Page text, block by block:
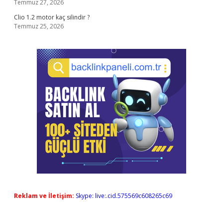
Temmuz 27, 2026
Clio 1.2 motor kaç silindir ?
Temmuz 25, 2026
Reklam ve İletişim: Skype: live:.cid.575569c608265c69